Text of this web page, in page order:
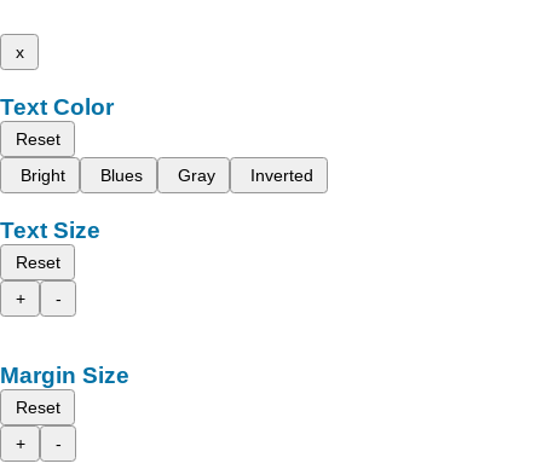
x
Text Color
Reset
Bright
Blues Gray Inverted
Text Size
Reset
+
-
Margin Size
Reset
+
-